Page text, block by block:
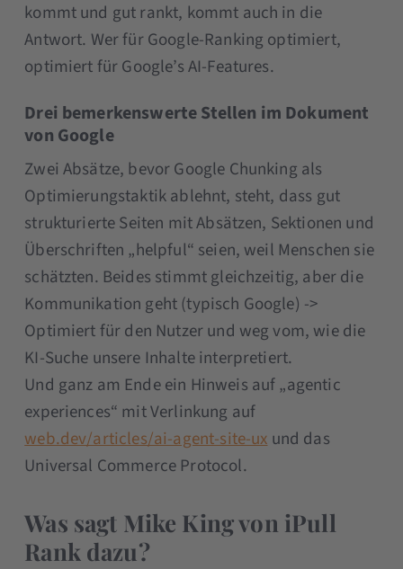
kommt und gut rankt, kommt auch in die
Antwort. Wer für Google-Ranking optimiert,
optimiert für Google’s AI-Features.
Drei bemerkenswerte Stellen im Dokument
von Google
Zwei Absätze, bevor Google Chunking als
Optimierungstaktik ablehnt, steht, dass gut
strukturierte Seiten mit Absätzen, Sektionen und
Überschriften „helpful“ seien, weil Menschen sie
schätzten. Beides stimmt gleichzeitig, aber die
Kommunikation geht (typisch Google) ->
Optimiert für den Nutzer und weg vom, wie die
KI-Suche unsere Inhalte interpretiert.
Und ganz am Ende ein Hinweis auf „agentic
experiences“ mit Verlinkung auf
web.dev/articles/ai-agent-site-uxund das
Universal Commerce Protocol.
Was sagt Mike King von iPull
Rank dazu?